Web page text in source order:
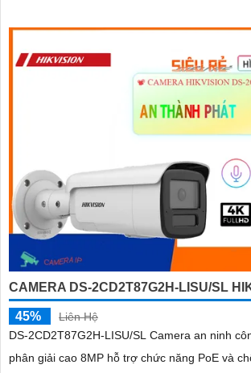
CAMERA DS-2CD2T87G2H-LISU/SL
45%
Liên Hệ
DS-2CD2T87G2H-LISU/SL Camera an ninh
phân giải cao 8MP hỗ trợ chức năng PoE và